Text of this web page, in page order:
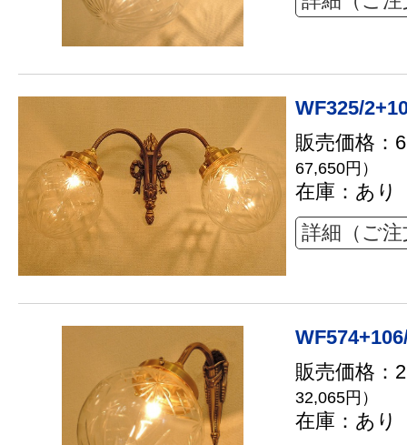
WF325/
販売価格：
67,650円）
在庫：あり
詳細（ご
販売価格：
32,065円）
在庫：あり